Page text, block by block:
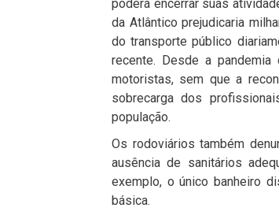
poderá encerrar suas
da Atlântico prejudicaria
do transporte público
recente. Desde a
motoristas, sem que a
sobrecarga dos
população.
Os rodoviários também
ausência de sanitários
exemplo, o único banheiro
básica.